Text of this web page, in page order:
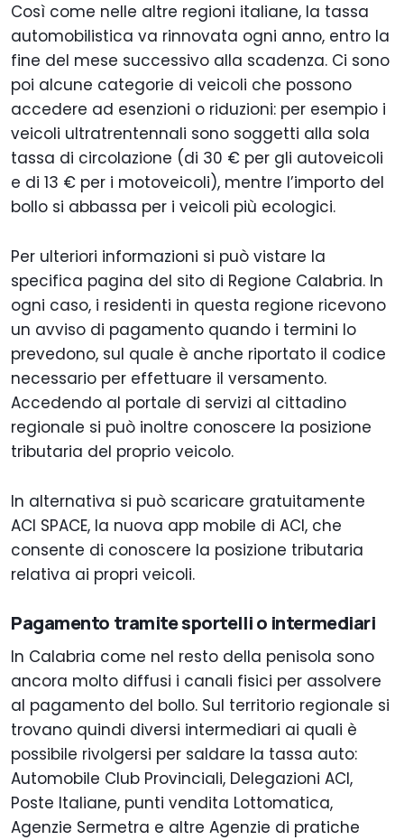
Così come nelle altre regioni italiane, la tassa
automobilistica va rinnovata ogni anno, entro la
fine del mese successivo alla scadenza. Ci sono
poi alcune categorie di veicoli che possono
accedere ad esenzioni o riduzioni: per esempio i
veicoli ultratrentennali sono soggetti alla sola
tassa di circolazione (di 30 € per gli autoveicoli
e di 13 € per i motoveicoli), mentre l’importo del
bollo si abbassa per i veicoli più ecologici.
Per ulteriori informazioni si può vistare la
specifica pagina del sito di Regione Calabria. In
ogni caso, i residenti in questa regione ricevono
un avviso di pagamento quando i termini lo
prevedono, sul quale è anche riportato il codice
necessario per effettuare il versamento.
Accedendo al portale di servizi al cittadino
regionale si può inoltre conoscere la posizione
tributaria del proprio veicolo.
In alternativa si può scaricare gratuitamente
ACI SPACE, la nuova app mobile di ACI, che
consente di conoscere la posizione tributaria
relativa ai propri veicoli.
Pagamento tramite sportelli o intermediari
In Calabria come nel resto della penisola sono
ancora molto diffusi i canali fisici per assolvere
al pagamento del bollo. Sul territorio regionale si
trovano quindi diversi intermediari ai quali è
possibile rivolgersi per saldare la tassa auto:
Automobile Club Provinciali, Delegazioni ACI,
Poste Italiane, punti vendita Lottomatica,
Agenzie Sermetra e altre Agenzie di pratiche